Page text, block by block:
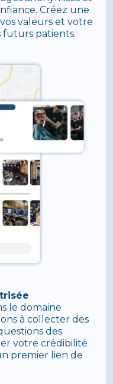
Créez une
valeurs et votre
futurs patients.
le domaine
à collecter des
des
votre crédibilité
premier lien de